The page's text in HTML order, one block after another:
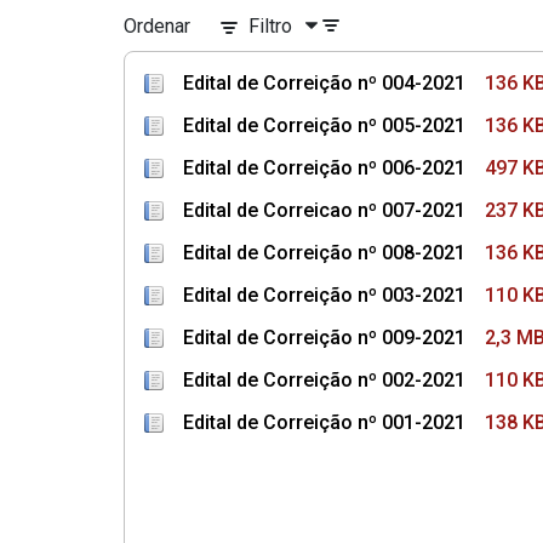
Ordenar Filtro
Edital de Correição nº 004-2021
136
Edital de Correição nº 005-2021
136
Edital de Correição nº 006-2021
497
Edital de Correicao nº 007-2021
237
Edital de Correição nº 008-2021
136
Edital de Correição nº 003-2021
110
Edital de Correição nº 009-2021
2,3 MB
Edital de Correição nº 002-2021
110
Edital de Correição nº 001-2021
138